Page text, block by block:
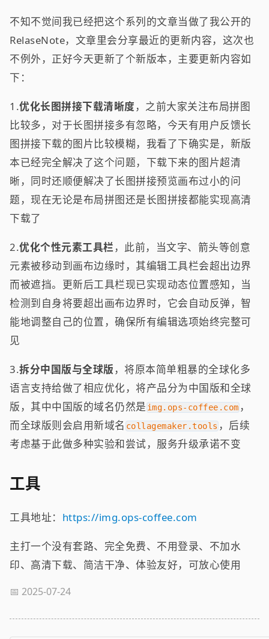
不知不觉间我已经把这个系列的文章当做了我公开的
RelaseNote，文章里会分享最近的更新内容，这次也
不例外，正好今天更新了个新版本，主要更新内容如
下：
1.优化长图拼接下载清晰度 ，之前大家关注布局拼图
比较多，对于长图拼接多有忽略，今天有用户反馈长
图拼接下载的图片比较模糊，我看了下确实是，新版
本已经完全解决了这个问题，下载下来的图片超清
晰，同时还顺便解决了长图拼接预览画布过小的问
题，现在无论是布局拼图还是长图拼接都能实现高清
下载了
2.优化个性元素工具栏 ，此前，当文字、箭头等创意
元素被移动到画布边缘时，其编辑工具栏会超出边界
而被遮挡。更新后工具栏现已实现动态位置感知，当
检测到自身将要超出画布边界时，它会自动反弹，智
能地调整自己的位置，确保所有编辑选项始终完整可
见
3.拆分中国版与全球版 ，将原本简单粗暴的全球化多
语言支持给做了相应优化，将产品分为中国版和全球
版，其中中国版的域名仍然是 img.ops-coffee.com，
而全球版则会启用新域名 collagemaker.tools，后续
考虑基于此做多种实验和尝试，服务升级承诺不变
工具
工具地址： https://img.ops-coffee.com
主打一个没有套路、完全免费、不用登录、不加水
印、高清下载、简洁干净、体验友好，可放心使用
📅 2025-07-24